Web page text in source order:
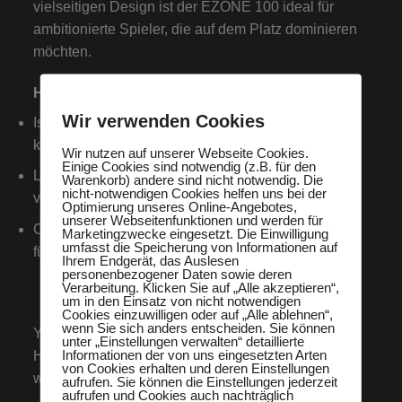
vielseitigen Design ist der EZONE 100 ideal für
ambitionierte Spieler, die auf dem Platz dominieren
möchten.
Highlights:
Isometric-Technologie: Vergrößerter Sweetspot für
kraftvolle und präzise Schläge
Liner Tech: Optimierte Saitenbewegung für
verbesserten Ballkontakt
Oval Pressed Shaft: Mehr Stabilität und Flexibilität
für ein herausragendes Spielgefühl
YONEX Co., Ltd.
Hans-Martin-Schleyer-Straße 11, 47877 Willich
www.yonex.de
Wir verwenden Cookies
Wir nutzen auf unserer Webseite Cookies.
Einige Cookies sind notwendig (z.B. für den
Warenkorb) andere sind nicht notwendig. Die
nicht-notwendigen Cookies helfen uns bei der
Optimierung unseres Online-Angebotes,
unserer Webseitenfunktionen und werden für
Marketingzwecke eingesetzt. Die Einwilligung
umfasst die Speicherung von Informationen auf
Ihrem Endgerät, das Auslesen
personenbezogener Daten sowie deren
Verarbeitung. Klicken Sie auf „Alle akzeptieren“,
um in den Einsatz von nicht notwendigen
Cookies einzuwilligen oder auf „Alle ablehnen“,
wenn Sie sich anders entscheiden. Sie können
unter „Einstellungen verwalten“ detaillierte
Informationen der von uns eingesetzten Arten
von Cookies erhalten und deren Einstellungen
aufrufen. Sie können die Einstellungen jederzeit
aufrufen und Cookies auch nachträglich